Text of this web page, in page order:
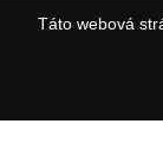
Táto webová